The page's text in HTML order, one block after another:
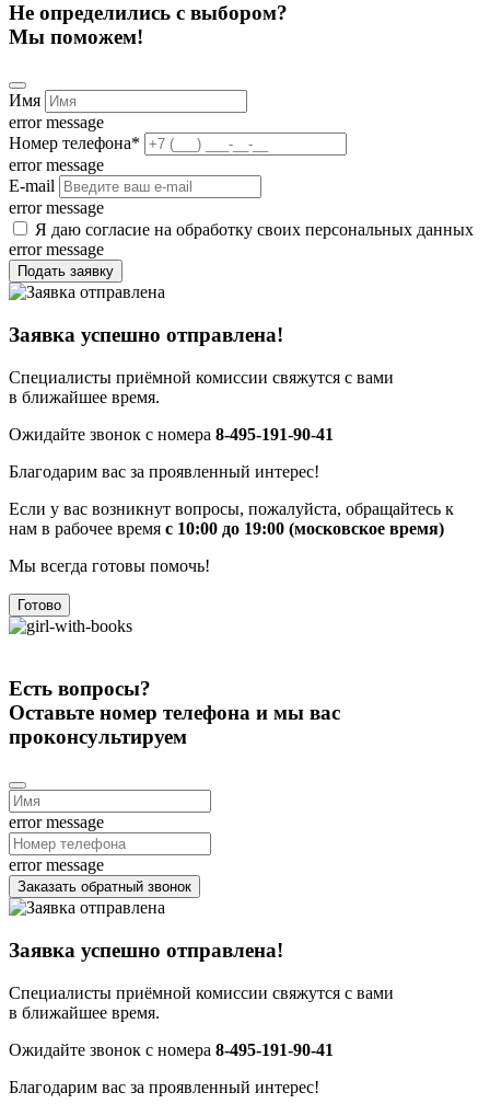
Не определились с выбором?
Мы поможем!
Имя
error message
Номер телефона*
error message
E-mail
error message
Я даю согласие на обработку своих персональных данных
error message
Подать заявку
Заявка успешно отправлена!
Специалисты приёмной комиссии свяжутся с вами
в ближайшее время.
Ожидайте звонок с номера 8-495-191-90-41
Благодарим вас за проявленный интерес!
Если у вас возникнут вопросы, пожалуйста, обращайтесь к
нам в рабочее время с 10:00 до 19:00 (московское время)
Мы всегда готовы помочь!
Готово
Есть вопросы?
Оставьте номер телефона и мы вас
проконсультируем
error message
error message
Заказать обратный звонок
Заявка успешно отправлена!
Специалисты приёмной комиссии свяжутся с вами
в ближайшее время.
Ожидайте звонок с номера 8-495-191-90-41
Благодарим вас за проявленный интерес!